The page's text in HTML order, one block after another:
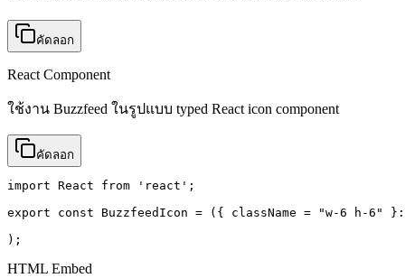
คัดลอก
React Component
ใช้งาน Buzzfeed ในรูปแบบ typed React icon component
คัดลอก
import React from 'react';
export const BuzzfeedIcon = ({ className = "w-6 h-
);
HTML Embed